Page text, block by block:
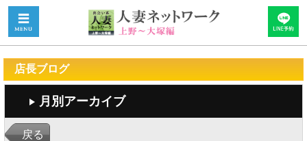
店長ブログ
月別アーカイブ
戻る